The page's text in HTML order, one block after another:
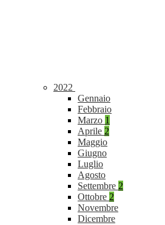
2022
Gennaio
Febbraio
Marzo 1
Aprile 2
Maggio
Giugno
Luglio
Agosto
Settembre 2
Ottobre 2
Novembre
Dicembre